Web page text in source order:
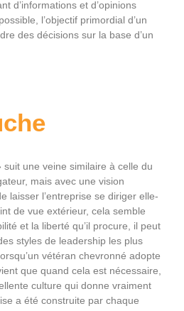
d’informations et d’opinions
l’objectif primordial d’un
des décisions sur la base d’un
une veine similaire à celle du
mais avec une vision
laisser l’entreprise se diriger elle-
de vue extérieur, cela semble
et la liberté qu’il procure, il peut
styles de leadership les plus
vétéran chevronné adopte
que quand cela est nécessaire,
culture qui donne vraiment
a été construite par chaque